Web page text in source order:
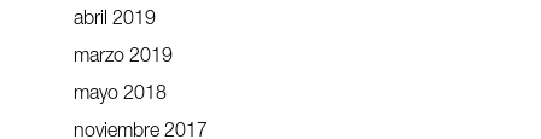
abril 2019
marzo 2019
mayo 2018
noviembre 2017